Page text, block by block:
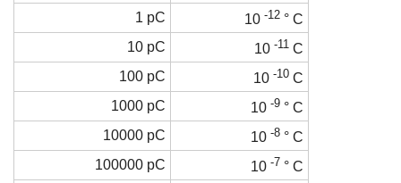
1 pC 10 -12 ° C
10 pC
10 -11 C
100 pC
10 -10 C
1000 pC
10 -9 ° C
10000 pC
10 -8 ° C
100000 pC
10 -7 ° C